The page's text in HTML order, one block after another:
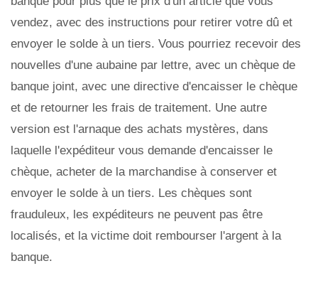
vendez, avec des instructions pour retirer votre dû et
envoyer le solde à un tiers. Vous pourriez recevoir des
nouvelles d'une aubaine par lettre, avec un chèque de
banque joint, avec une directive d'encaisser le chèque
et de retourner les frais de traitement. Une autre
version est l'arnaque des achats mystères, dans
laquelle l'expéditeur vous demande d'encaisser le
chèque, acheter de la marchandise à conserver et
envoyer le solde à un tiers. Les chèques sont
frauduleux, les expéditeurs ne peuvent pas être
localisés, et la victime doit rembourser l'argent à la
banque.